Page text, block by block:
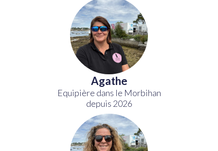
Agathe
Equipière dans le Morbihan
depuis 2026